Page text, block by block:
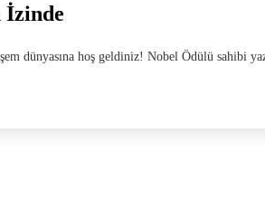
İzinde
dünyasına hoş geldiniz! Nobel Ödülü sahibi